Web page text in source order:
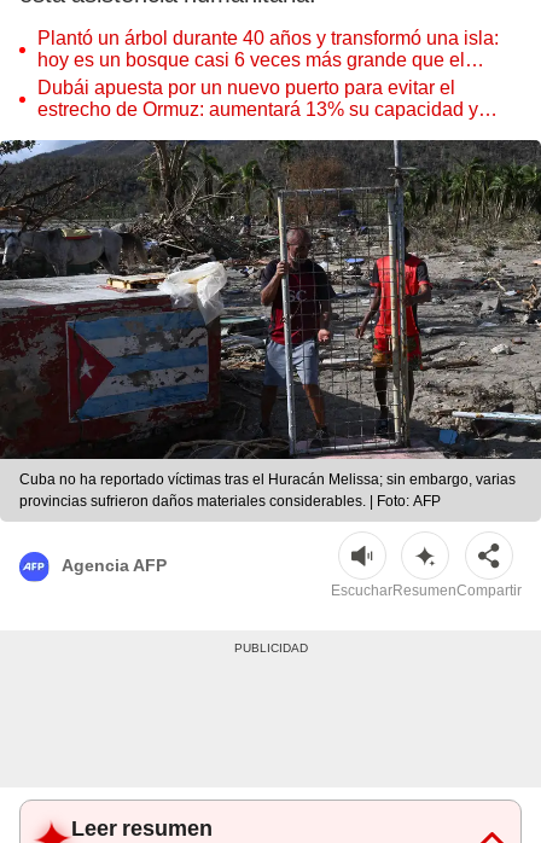
Plantó un árbol durante 40 años y transformó una isla:
hoy es un bosque casi 6 veces más grande que el
Parque de las Leyendas
Dubái apuesta por un nuevo puerto para evitar el
estrecho de Ormuz: aumentará 13% su capacidad y
Cuba no ha reportado víctimas tras el Huracán Melissa; sin embargo, varias
provincias sufrieron daños materiales considerables. | Foto: AFP
Agencia AFP
EscucharResumenCompartir
Leer resumen